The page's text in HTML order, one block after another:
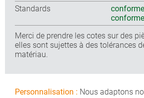
Standards
Merci de prendre les cotes sur des
elles sont sujettes à des tolérances
matériau.
Personnalisation : Nous adaptons